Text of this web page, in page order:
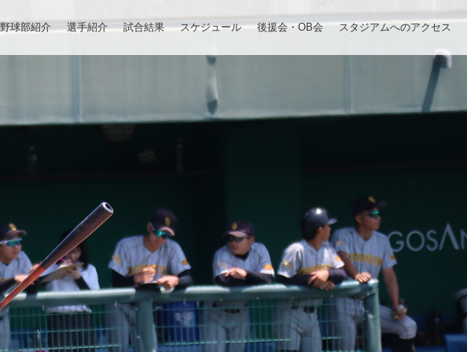
野球部紹介 選手紹介 試合結果 スケジュール 後援会・OB会 スタジアムへのアクセス